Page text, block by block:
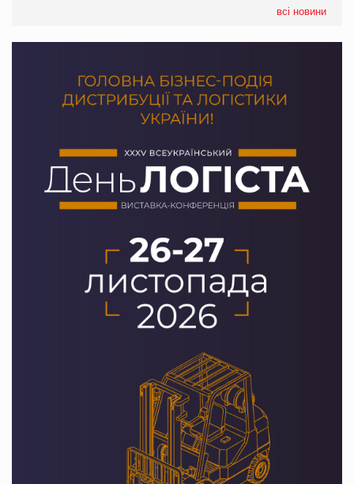
всі новини
Сергій Лісунов про заморожені хлібобулочні вироби на